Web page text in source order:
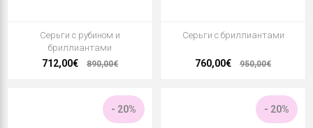
Серьги с рубином и
бриллиантами
712,00€ 890,00€
Серьги с бриллиантами
760,00€ 950,00€
- 20% - 20%